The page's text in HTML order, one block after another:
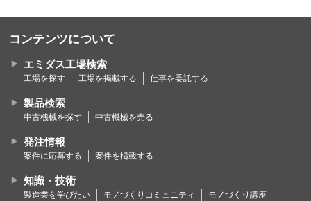
コンテンツについて
エミダス工場検索
工場を探す 工場を掲載する 仕事を委託する
製品検索
中古機械を探す 中古機械を売る
発注情報
案件に応募する 案件を掲載する
知識・技術
製造業を学びたい モノづくりコミュニティ モノづくり講座